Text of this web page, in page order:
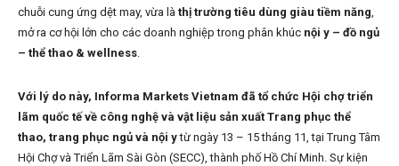
chuỗi cung ứng dệt may, vừa là thị trường tiêu dùng giàu tiềm năng,
mở ra cơ hội lớn cho các doanh nghiệp trong phân khúc nội y – đồ ngủ
– thể thao & wellness.
Với lý do này, Informa Markets Vietnam đã tổ chức Hội chợ triển
lãm quốc tế về công nghệ và vật liệu sản xuất Trang phục thể
thao, trang phục ngủ và nội ytừ ngày 13 – 15 tháng 11, tại Trung Tâm
Hội Chợ và Triển Lãm Sài Gòn (SECC), thành phố Hồ Chí Minh. Sự kiện